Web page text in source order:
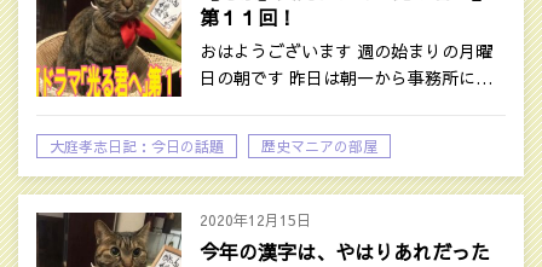
第１１回！
おはようございます 週の始まりの月曜
日の朝です 昨日は朝一から事務所に…
大庭孝志日記：今日の話題 歴史マニアの部屋
2020年12月15日
今年の漢字は、やはりあれだった